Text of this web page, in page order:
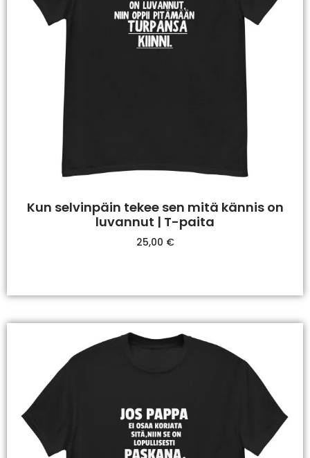
Kun selvinpäin tekee sen mitä kännis on
luvannut | T-paita
25,00 €